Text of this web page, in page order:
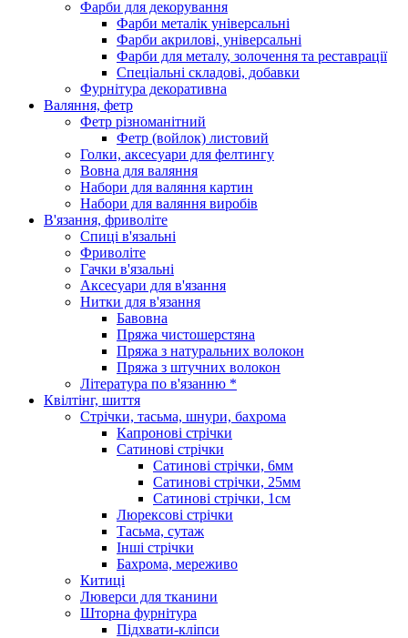
Фарби для декорування
Фарби металік універсальні
Фарби акрилові, універсальні
Фарби для металу, золочення та реставрації
Спеціальні складові, добавки
Фурнітура декоративна
Валяння, фетр
Фетр різноманітний
Фетр (войлок) листовий
Голки, аксесуари для фелтингу
Вовна для валяння
Набори для валяння картин
Набори для валяння виробів
В'язання, фриволіте
Спиці в'язальні
Фриволіте
Гачки в'язальні
Аксесуари для в'язання
Нитки для в'язання
Бавовна
Пряжа чистошерстяна
Пряжа з натуральних волокон
Пряжа з штучних волокон
Література по в'язанню *
Квілтінг, шиття
Стрічки, тасьма, шнури, бахрома
Капронові стрічки
Сатинові стрічки
Сатинові стрічки, 6мм
Сатинові стрічки, 25мм
Сатинові стрічки, 1см
Люрексові стрічки
Тасьма, сутаж
Інші стрічки
Бахрома, мереживо
Китиці
Люверси для тканини
Шторна фурнітура
Підхвати-кліпси